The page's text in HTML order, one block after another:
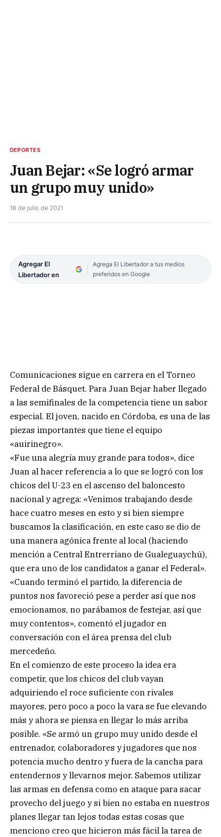
DEPORTES
Juan Bejar: «Se logró armar
un grupo muy unido»
18 de julio de 2021
Agregar El
Libertador en
Agrega El Libertador a tus medios
preferidos en Google
Comunicaciones sigue en carrera en el Torneo
Federal de Básquet. Para Juan Bejar haber llegado
a las semifinales de la competencia tiene un sabor
especial. El joven, nacido en Córdoba, es una de las
piezas importantes que tiene el equipo
«auirinegro».
«Fue una alegría muy grande para todos», dice
Juan al hacer referencia a lo que se logró con los
chicos del U-23 en el ascenso del baloncesto
nacional y agrega: «Venimos trabajando desde
hace cuatro meses en esto y si bien siempre
buscamos la clasificación, en este caso se dio de
una manera agónica frente al local (haciendo
mención a Central Entrerriano de Gualeguaychú),
que era uno de los candidatos a ganar el Federal».
«Cuando terminó el partido, la diferencia de
puntos nos favoreció pese a perder así que nos
emocionamos, no parábamos de festejar, así que
muy contentos», comentó el jugador en
conversación con el área prensa del club
mercedeño.
En el comienzo de este proceso la idea era
competir, que los chicos del club vayan
adquiriendo el roce suficiente con rivales
mayores, pero poco a poco la vara se fue elevando
más y ahora se piensa en llegar lo más arriba
posible. «Se armó un grupo muy unido desde el
entrenador, colaboradores y jugadores que nos
potencia mucho dentro y fuera de la cancha para
entendernos y llevarnos mejor. Sabemos utilizar
las armas en defensa como en ataque para sacar
provecho del juego y si bien no estaba en nuestros
planes llegar tan lejos todas estas cosas que
menciono creo que hicieron más fácil la tarea de